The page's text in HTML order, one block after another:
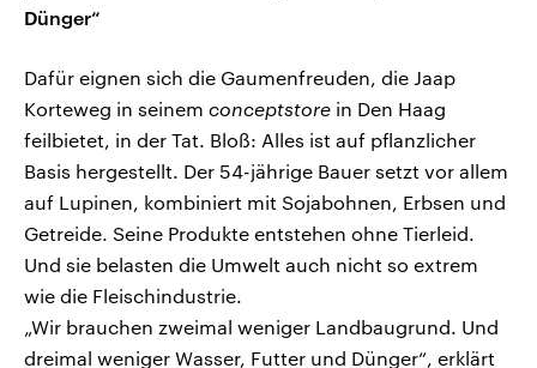
Dünger“
Dafür eignen sich die Gaumenfreuden, die Jaap
Korteweg in seinem conceptstore in Den Haag
feilbietet, in der Tat. Bloß: Alles ist auf pflanzlicher
Basis hergestellt. Der 54-jährige Bauer setzt vor allem
auf Lupinen, kombiniert mit Sojabohnen, Erbsen und
Getreide. Seine Produkte entstehen ohne Tierleid.
Und sie belasten die Umwelt auch nicht so extrem
wie die Fleischindustrie.
„Wir brauchen zweimal weniger Landbaugrund. Und
dreimal weniger Wasser, Futter und Dünger“, erklärt